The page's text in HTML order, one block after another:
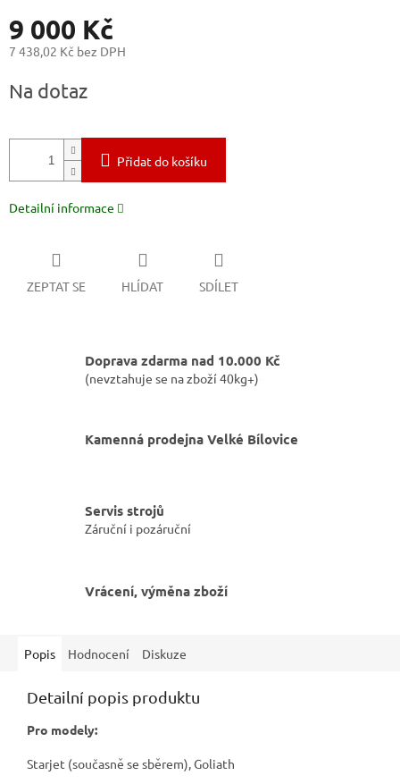
9 000 Kč
7 438,02 Kč bez DPH
cena:
Na dotaz
Přidat do košíku
Detailní informace
ZEPTAT SE HLÍDAT SDÍLET
Doprava zdarma nad 10.000 Kč
(nevztahuje se na zboží 40kg+)
Kamenná prodejna Velké Bílovice
Servis strojů
Záruční i pozáruční
Vrácení, výměna zboží
Popis Hodnocení Diskuze
Detailní popis produktu
Pro modely:
Starjet (současně se sběrem), Goliath